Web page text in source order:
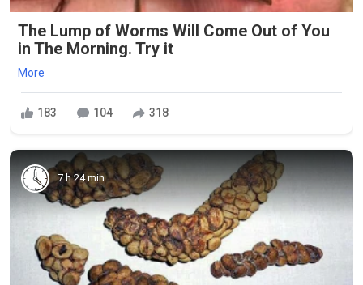
The Lump of Worms Will Come Out of You
in The Morning. Try it
More
183 104 318
7 h 24 min